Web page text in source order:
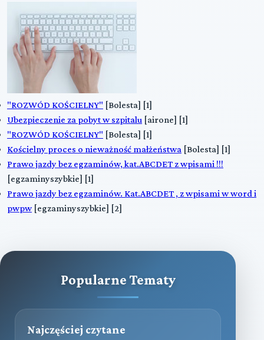
"ROZWÓD KOŚCIELNY" [Bolesta] [1]
Ubezpieczenie za pobyt w szpitalu [airone] [1]
"ROZWÓD KOŚCIELNY" [Bolesta] [1]
Kościelny proces o nieważność małżeństwa [Bolesta] [1]
Prawo jazdy bez egzaminów, kat.ABCDET z wpisami !!!
[egzaminyszybkie] [1]
Prawo jazdy bez egzaminów. Kat.ABCDET , z wpisami w word i
pwpw [egzaminyszybkie] [2]
Popularne Tematy
Najczęściej czytane